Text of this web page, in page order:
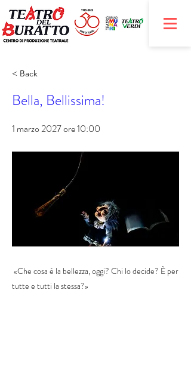
< Back
Bella, Bellissima!
1 marzo 2027 ore 10:00
«Che cosa è la bellezza, oggi? Chi lo decide? È per
tutte e tutti la stessa?»